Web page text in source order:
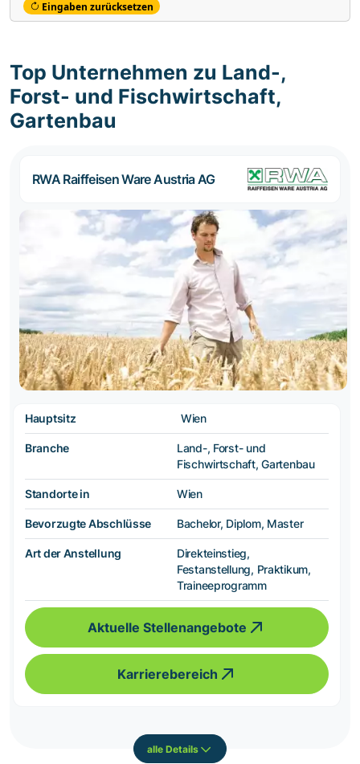
Eingaben zurücksetzen
Top Unternehmen zu Land-,
Forst- und Fischwirtschaft,
Gartenbau
RWA Raiffeisen Ware Austria AG
Hauptsitz Wien
Branche
Land-, Forst- und
Fischwirtschaft, Gartenbau
Standorte in Wien
Bevorzugte Abschlüsse Bachelor, Diplom, Master
Art der Anstellung
Direkteinstieg,
Festanstellung, Praktikum,
Traineeprogramm
Aktuelle Stellenangebote
Karrierebereich
alle Details